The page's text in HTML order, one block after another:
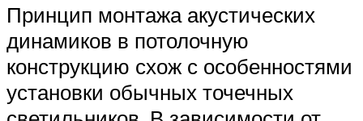
Принцип монтажа акустических
динамиков в потолочную
конструкцию схож с особенностями
установки обычных точечных